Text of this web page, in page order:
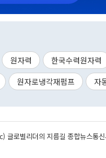
원자력 한국수력원자력
원자로냉각재펌프 자
글로벌리더의 지름길 종합뉴스